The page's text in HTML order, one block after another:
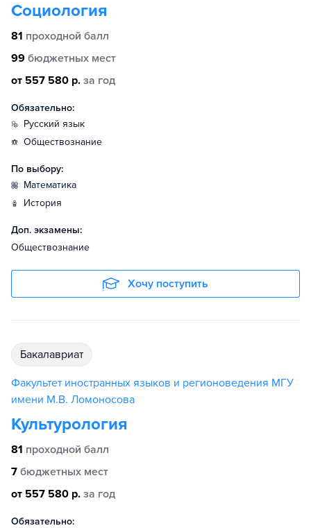
Социология
81 проходной балл
99 бюджетных мест
от 557 580 р. за год
Обязательно:
русский язык
обществознание
По выбору:
математика
история
Доп. экзамены:
Обществознание
Хочу поступить
бакалавриат
Факультет иностранных языков и регионоведения МГУ
имени М.В. Ломоносова
Культурология
81 проходной балл
7 бюджетных мест
от 557 580 р. за год
Обязательно: